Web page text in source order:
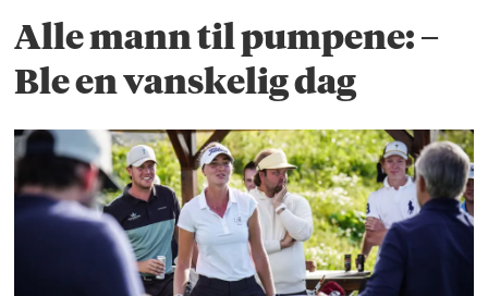
Alle mann til pumpene: –
Ble en vanskelig dag